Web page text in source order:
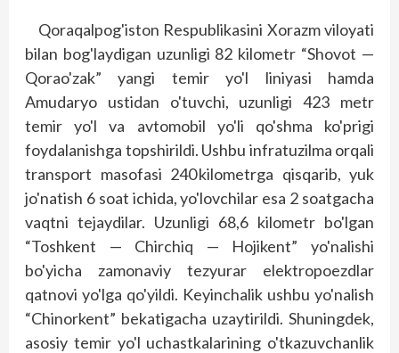
Qoraqalpog'iston Respublikasini Xorazm viloyati
bilan bog'laydigan uzunligi 82 kilometr “Shovot —
Qorao'zak” yangi temir yo'l liniyasi hamda
Amudaryo ustidan o'tuvchi, uzunligi 423 metr
temir yo'l va avtomobil yo'li qo'shma ko'prigi
foydalanishga topshirildi. Ushbu infratuzilma orqali
transport masofasi 240 kilometrga qisqarib, yuk
jo'natish 6 soat ichida, yo'lovchilar esa 2 soatgacha
vaqtni tejaydilar. Uzunligi 68,6 kilometr bo'lgan
“Toshkent — Chirchiq — Hojikent” yo'nalishi
bo'yicha zamonaviy tezyurar elektropoezdlar
qatnovi yo'lga qo'yildi. Keyinchalik ushbu yo'nalish
“Chinorkent” bekatigacha uzaytirildi. Shuningdek,
asosiy temir yo'l uchastkalarining o'tkazuvchanlik